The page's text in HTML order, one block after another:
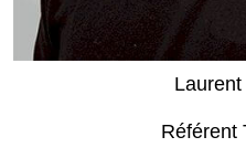
Référent